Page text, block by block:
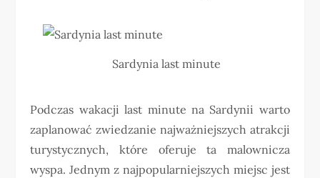
Sardynia last minute
Podczas wakacji last minute na Sardynii warto
zaplanować zwiedzanie najważniejszych atrakcji
turystycznych, które oferuje ta malownicza
wyspa. Jednym z najpopularniejszych miejsc jest